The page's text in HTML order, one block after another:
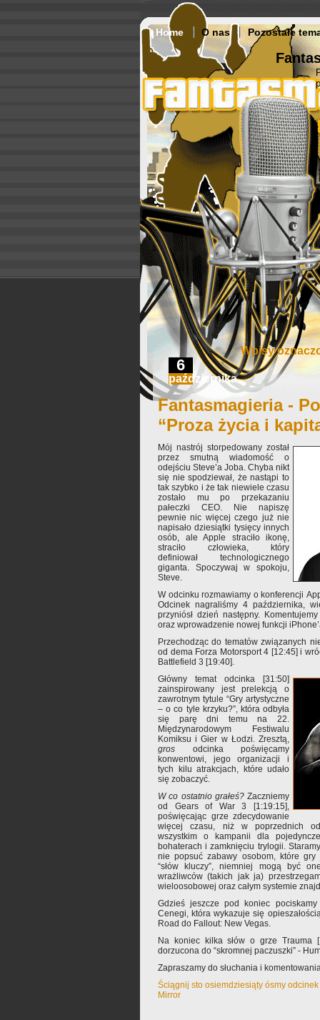
Home O nas Pozostałe
Wpisy
6
października
Fantasmagieria -
“Proza życia i
Mój nastrój storpedowany został
przez smutną wiadomość o
odejściu Steve’a Joba. Chyba nikt
się nie spodziewał, że nastąpi to
tak szybko i że tak niewiele czasu
zostało mu po przekazaniu
pałeczki CEO. Nie napiszę
pewnie nic więcej czego już nie
napisało dziesiątki tysięcy innych
osób, ale Apple straciło ikonę,
straciło człowieka, który
definiował technologicznego
giganta. Spoczywaj w spokoju,
Steve.
W odcinku rozmawiamy o konferencji
Odcinek nagraliśmy 4 października,
przyniósł dzień następny.
oraz wprowadzenie nowej funkcji
Przechodząc do tematów związanych
od dema Forza Motorsport 4 [12:45] i
Battlefield 3 [19:40].
Główny temat odcinka [31:50]
zainspirowany jest prelekcją o
zawrotnym tytule “Gry artystyczne
– o co tyle krzyku?”, która odbyła
się parę dni temu na 22.
Międzynarodowym Festiwalu
Komiksu i Gier w Łodzi. Zresztą,
gros odcinka poświęcamy
konwentowi, jego organizacji i
tych kilu atrakcjach, które udało
się zobaczyć.
W co ostatnio grałeś?Zaczniemy
od Gears of War 3 [1:19:15],
poświęcając grze zdecydowanie
więcej czasu, niż w poprzednich
wszystkim o kampanii dla
bohaterach i zamknięciu trylogii.
nie popsuć zabawy osobom, które gry
“słów kluczy”, niemniej mogą być
wrażliwców (takich jak ja)
wieloosobowej oraz całym systemie
Gdzieś jeszcze pod koniec
Cenegi, która wykazuje się
Road do Fallout: New Vegas.
Na koniec kilka słów o grze Trauma
dorzucona do “skromnej paczuszki” -
Zapraszamy do słuchania i
Ściągnij sto osiemdziesiąty ósmy
Mirror